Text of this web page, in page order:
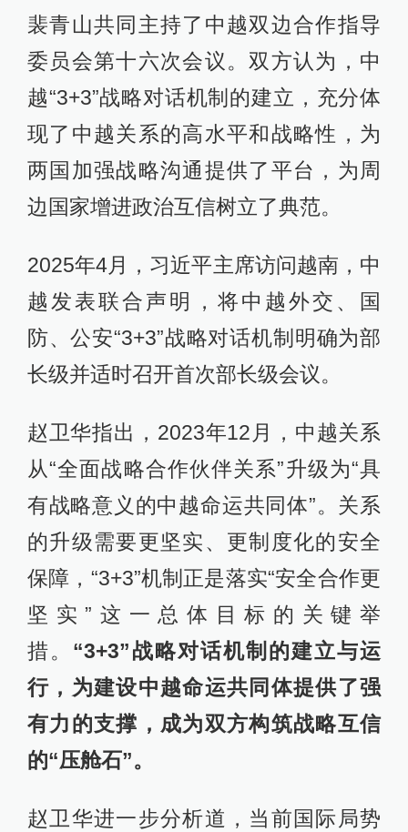
裴青山共同主持了中越双边合作指导
委员会第十六次会议。双方认为，中
越“3+3”战略对话机制的建立，充分体
现了中越关系的高水平和战略性，为
两国加强战略沟通提供了平台，为周
边国家增进政治互信树立了典范。
2025年4月，习近平主席访问越南，中
越发表联合声明，将中越外交、国
防、公安“3+3”战略对话机制明确为部
长级并适时召开首次部长级会议。
赵卫华指出，2023年12月，中越关系
从“全面战略合作伙伴关系”升级为“具
有战略意义的中越命运共同体”。关系
的升级需要更坚实、更制度化的安全
保障，“3+3”机制正是落实“安全合作更
坚实”这一总体目标的关键举
措。 “3+3”战略对话机制的建立与运
行，为建设中越命运共同体提供了强
有力的支撑，成为双方构筑战略互信
的“压舱石”。
赵卫华进一步分析道，当前国际局势